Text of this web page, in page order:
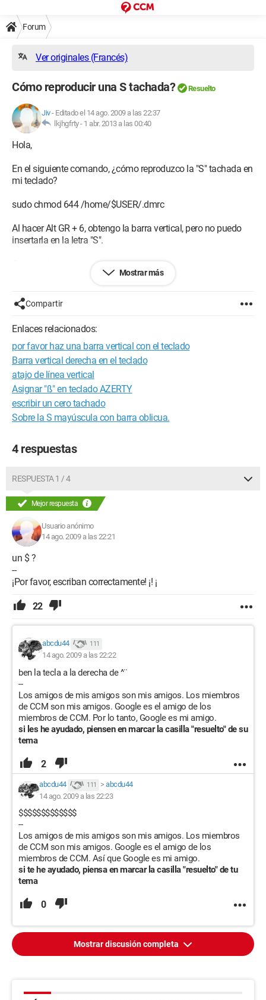
Forum
Ver originales (Francés)
Cómo reproducir una S tachada? Resuelto
Jiv- Editado el 14 ago. 2009 a las 22:37
lkjhgfrty - 1 abr. 2013 a las 00:40
Hola,
En el siguiente comando, ¿cómo reproduzco la "S" tachada en
mi teclado?
sudo chmod 644 /home/$USER/.dmrc
Al hacer Alt GR + 6, obtengo la barra vertical, pero no puedo
insertarla en la letra "S".
Mostrar más
Compartir
Enlaces relacionados:
por favor haz una barra vertical con el teclado
Barra vertical derecha en el teclado
atajo de línea vertical
Asignar "ß" en teclado AZERTY
escribir un cero tachado
Sobre la S mayúscula con barra oblicua.
4 respuestas
RESPUESTA 1 / 4
Mejor respuesta
Usuario anónimo
14 ago. 2009 a las 22:21
un $ ?
--
¡Por favor, escriban correctamente! ¡! ¡
22
abcdu44 111
14 ago. 2009 a las 22:22
ben la tecla a la derecha de ^¨
--
Los amigos de mis amigos son mis amigos. Los miembros
de CCM son mis amigos. Google es el amigo de los
miembros de CCM. Por lo tanto, Google es mi amigo.
si les he ayudado, piensen en marcar la casilla "resuelto" de su
tema
2
abcdu44 111 > abcdu44
14 ago. 2009 a las 22:23
$$$$$$$$$$$$$
--
Los amigos de mis amigos son mis amigos. Los miembros
de CCM son mis amigos. Google es el amigo de los
miembros de CCM. Así que Google es mi amigo.
si te he ayudado, piensa en marcar la casilla "resuelto" de tu
tema
0
Mostrar discusión completa